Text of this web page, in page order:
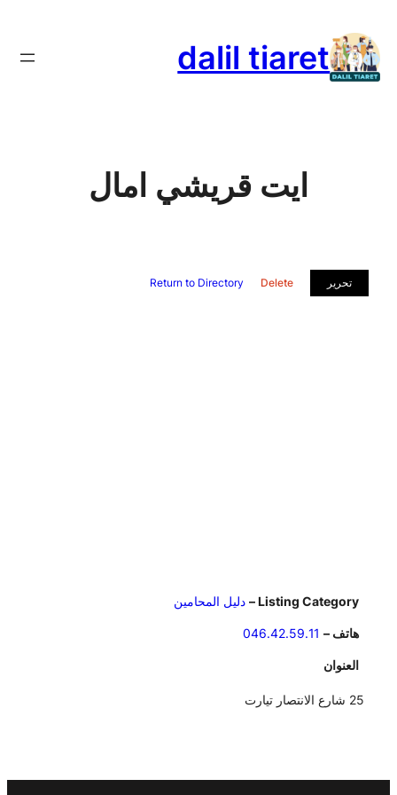
إلى
المحتوى
dalil tiaret
ايت قريشي امال
تحرير Delete
Return to Directory
Listing Category – دليل المحامين
هاتف – 046.42.59.11
العنوان
25 شارع الانتصار تيارت